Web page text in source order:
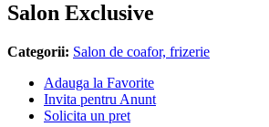
Salon Exclusive
Categorii: Salon de coafor, frizerie
Adauga la Favorite
Invita pentru Anunt
Solicita un pret